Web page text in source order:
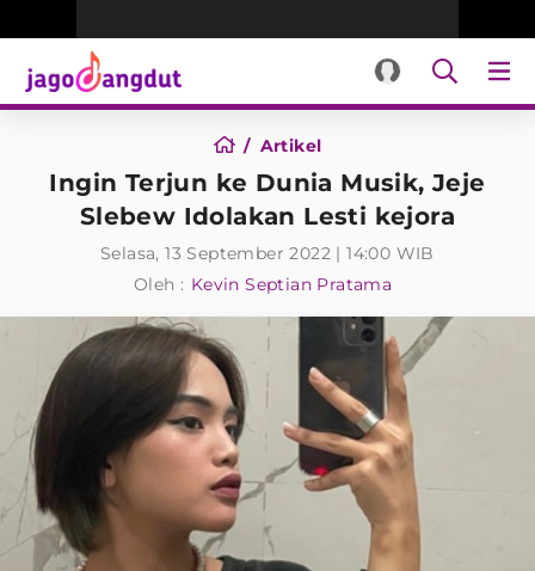
Artikel
Ingin Terjun ke Dunia Musik, Jeje
Slebew Idolakan Lesti kejora
Selasa, 13 September 2022 | 14:00 WIB
Oleh : Kevin Septian Pratama